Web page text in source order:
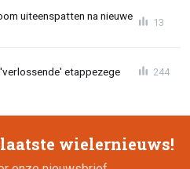
uiteenspatten na nieuwe
13
etappezege 244
wielernieuws!